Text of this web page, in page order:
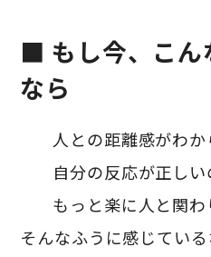
■ もし今、こん
なら
人との距離感がわか
自分の反応が正し
もっと楽に人と関わ
そんなふうに感じている